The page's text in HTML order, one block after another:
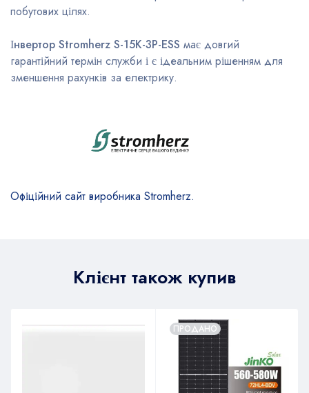
побутових цілях.
Інвертор Stromherz S-15K-3Р-ESS має довгий
гарантійний термін служби і є ідеальним рішенням для
зменшення рахунків за електрику.
Офіційний сайт виробника Stromherz.
Клієнт також купив
ПРОДАНО